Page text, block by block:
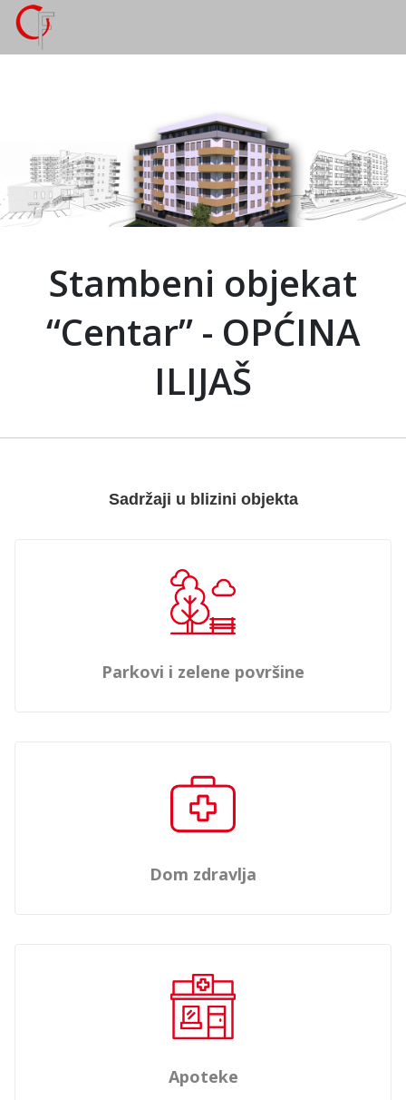
Stambeni objekat
“Centar” - OPĆINA
ILIJAŠ
Sadržaji u blizini objekta
Parkovi i zelene površine
Dom zdravlja
Apoteke